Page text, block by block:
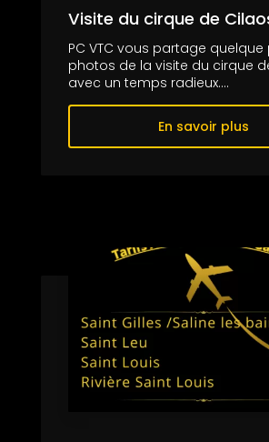
Visite du cirque de
PC VTC vous partage quelque
photos de la visite du cirque
avec un temps radieux....
En savoir plus